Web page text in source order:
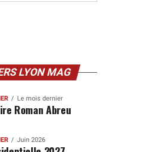
LYON MAG
Le mois dernier
Roman Abreu
Juin 2026